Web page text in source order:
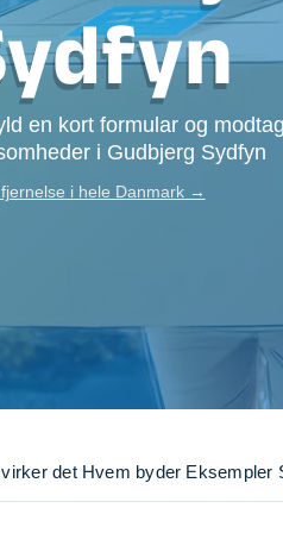
Opsætning af
Tømrer
Tunge løft
Underholdning
Se alle...
en kort formular og
i Gudbjerg Sydfyn
i hele Danmark →
det Hvem byder Eksempler